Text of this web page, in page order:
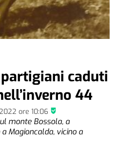
2022ore 10:06
partigiani caduti
44
monte Bossola, a
Magioncalda, vicino a